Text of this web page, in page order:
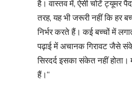
है। वास्तव में, ऐसी चोटें ट्यूमर
तरह, यह भी जरूरी नहीं कि हर
निर्भर करते हैं। कई बच्चों में
पढ़ाई में अचानक गिरावट जैसे
सिरदर्द इसका संकेत नहीं
हैं।“